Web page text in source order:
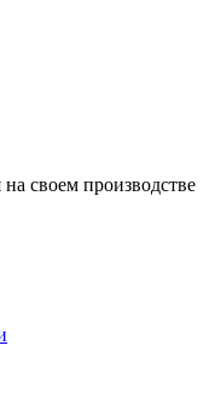
своем производстве